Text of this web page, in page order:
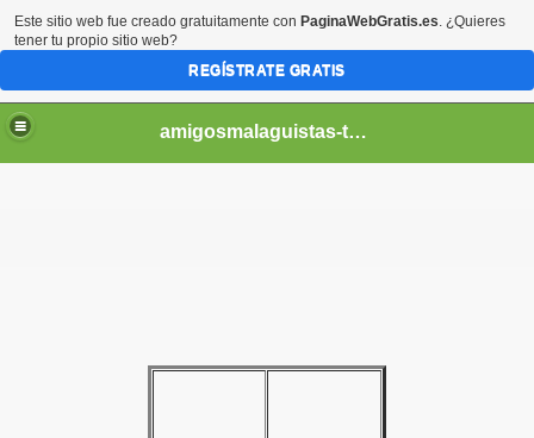
amigosmalaguistas-temporadas
Este sitio web fue creado gratuitamente con PaginaWebGratis.es. ¿Quieres
tener tu propio sitio web?
REGÍSTRATE GRATIS